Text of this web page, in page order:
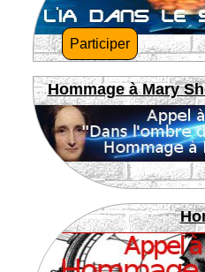
Participer
Hommage à Mary